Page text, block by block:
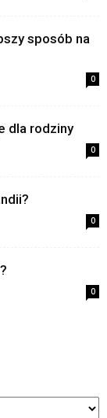
sposób na
0
dla rodziny
0
0
0